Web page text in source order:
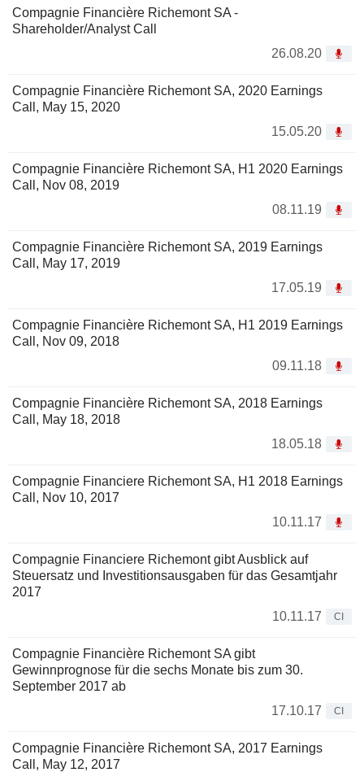
Compagnie Financière Richemont SA -
Shareholder/Analyst Call
26.08.20
Compagnie Financière Richemont SA, 2020 Earnings
Call, May 15, 2020
15.05.20
Compagnie Financière Richemont SA, H1 2020 Earnings
Call, Nov 08, 2019
08.11.19
Compagnie Financière Richemont SA, 2019 Earnings
Call, May 17, 2019
17.05.19
Compagnie Financière Richemont SA, H1 2019 Earnings
Call, Nov 09, 2018
09.11.18
Compagnie Financière Richemont SA, 2018 Earnings
Call, May 18, 2018
18.05.18
Compagnie Financiere Richemont SA, H1 2018 Earnings
Call, Nov 10, 2017
10.11.17
Compagnie Financiere Richemont gibt Ausblick auf
Steuersatz und Investitionsausgaben für das Gesamtjahr
2017
10.11.17
CI
Compagnie Financière Richemont SA gibt
Gewinnprognose für die sechs Monate bis zum 30.
September 2017 ab
17.10.17
CI
Compagnie Financière Richemont SA, 2017 Earnings
Call, May 12, 2017